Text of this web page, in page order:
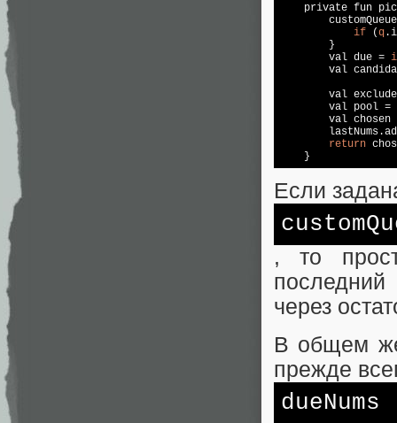
private fun
if (q
        }
        val due =
val
val
val pool =
val chosen
return
    }
Если
, то
через
В общем
прежде
dueNums